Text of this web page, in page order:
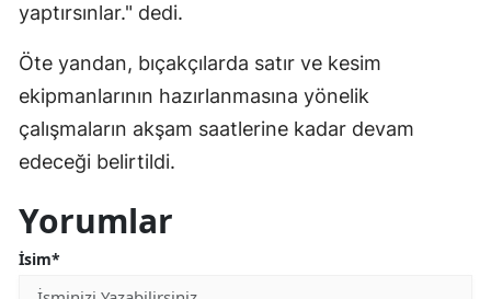
yaptırsınlar." dedi.
Öte yandan, bıçakçılarda satır ve kesim
ekipmanlarının hazırlanmasına yönelik
çalışmaların akşam saatlerine kadar devam
edeceği belirtildi.
Yorumlar
İsim*